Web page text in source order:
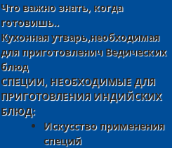
Что важно знать, когда
готовишь..
Кухонная утварь,необходимая
для приготовленич Ведических
блюд
СПЕЦИИ, НЕОБХОДИМЫЕ ДЛЯ
ПРИГОТОВЛЕНИЯ ИНДИЙСКИХ
БЛЮД:
Искусство применения
специй